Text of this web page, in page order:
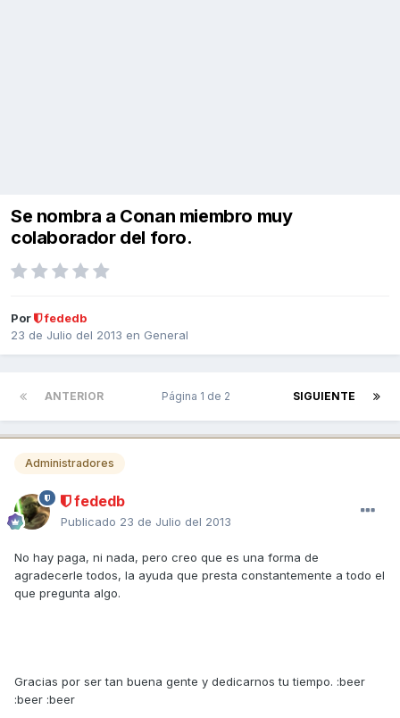
Se nombra a Conan miembro muy
colaborador del foro.
Por
fededb
23 de Julio del 2013 en General
ANTERIOR SIGUIENTE
Página 1 de 2
Administradores
fededb
Publicado 23 de Julio del 2013
No hay paga, ni nada, pero creo que es una forma de
agradecerle todos, la ayuda que presta constantemente a todo el
que pregunta algo.
Gracias por ser tan buena gente y dedicarnos tu tiempo. :beer
:beer :beer